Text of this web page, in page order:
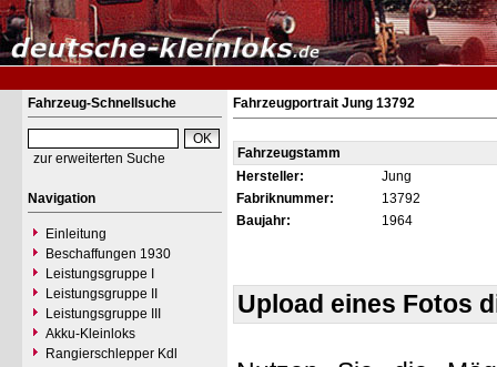
Fahrzeug-Schnellsuche
zur erweiterten Suche
Navigation
Einleitung
Beschaffungen 1930
Leistungsgruppe I
Leistungsgruppe II
Leistungsgruppe III
Akku-Kleinloks
Rangierschlepper Kdl
Fahrzeugportrait Jung 13792
Fahrzeugstamm
Hersteller:
Jung
Fabriknummer:
13792
Baujahr:
1964
Upload eines Fotos